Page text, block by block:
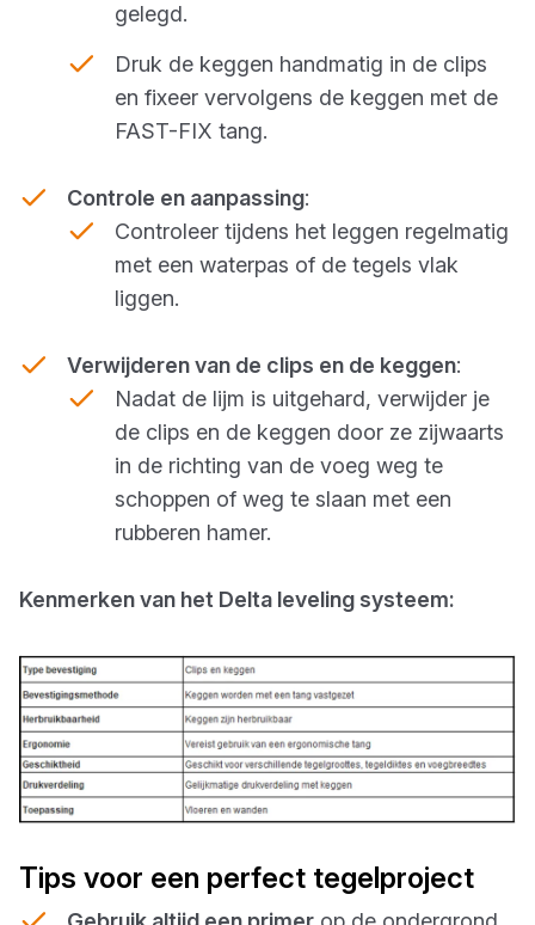
gelegd.
Druk de keggen handmatig in de clips
en fixeer vervolgens de keggen met de
FAST-FIX tang.
Controle en aanpassing:
Controleer tijdens het leggen regelmatig
met een waterpas of de tegels vlak
liggen.
Verwijderen van de clips en de keggen:
Nadat de lijm is uitgehard, verwijder je
de clips en de keggen door ze zijwaarts
in de richting van de voeg weg te
schoppen of weg te slaan met een
rubberen hamer.
Kenmerken van het Delta leveling systeem:
Tips voor een perfect tegelproject